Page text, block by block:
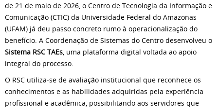
de 21 de maio de 2026, o Centro de Tecnologia da Informação e
Comunicação (CTIC) da Universidade Federal do Amazonas
(UFAM) já deu passo concreto rumo à operacionalização do
benefício. A Coordenação de Sistemas do Centro desenvolveu o
Sistema RSC TAEs , uma plataforma digital voltada ao apoio
integral do processo.
O RSC utiliza-se de avaliação institucional que reconhece os
conhecimentos e as habilidades adquiridas pela experiência
profissional e acadêmica, possibilitando aos servidores que